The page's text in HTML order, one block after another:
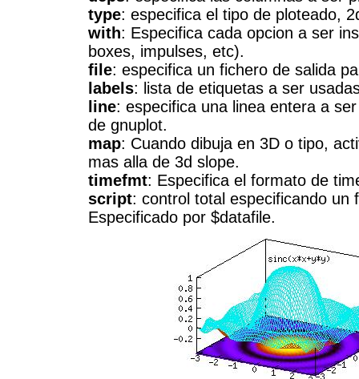
type: especifica el tipo de ploteado,
with: Especifica cada opcion a ser
boxes, impulses, etc).
file: especifica un fichero de salida
labels: lista de etiquetas a ser
line: especifica una linea entera a
de gnuplot.
map: Cuando dibuja en 3D o tipo,
mas alla de 3d slope.
timefmt: Especifica el formato de
script: control total especificando un
Especificado por $datafile.